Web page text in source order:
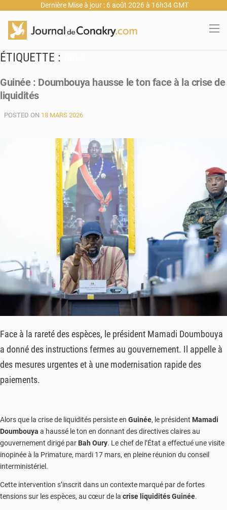
Dernière Mise à jour : 6 août 2026 à 16h34 GMT
ÉTIQUETTE :
Guinée : Doumbouya hausse le ton face à la crise de
liquidités
POSTED ON 18 MARS 2026
Face à la rareté des espèces, le président Mamadi Doumbouya
a donné des instructions fermes au gouvernement. Il appelle à
des mesures urgentes et à une modernisation rapide des
paiements.
Alors que la crise de liquidités persiste en Guinée, le président Mamadi
Doumbouya a haussé le ton en donnant des directives claires au
gouvernement dirigé par Bah Oury. Le chef de l’État a effectué une visite
inopinée à la Primature, mardi 17 mars, en pleine réunion du conseil
interministériel.
Cette intervention s’inscrit dans un contexte marqué par de fortes
tensions sur les espèces, au cœur de la crise liquidités Guinée.